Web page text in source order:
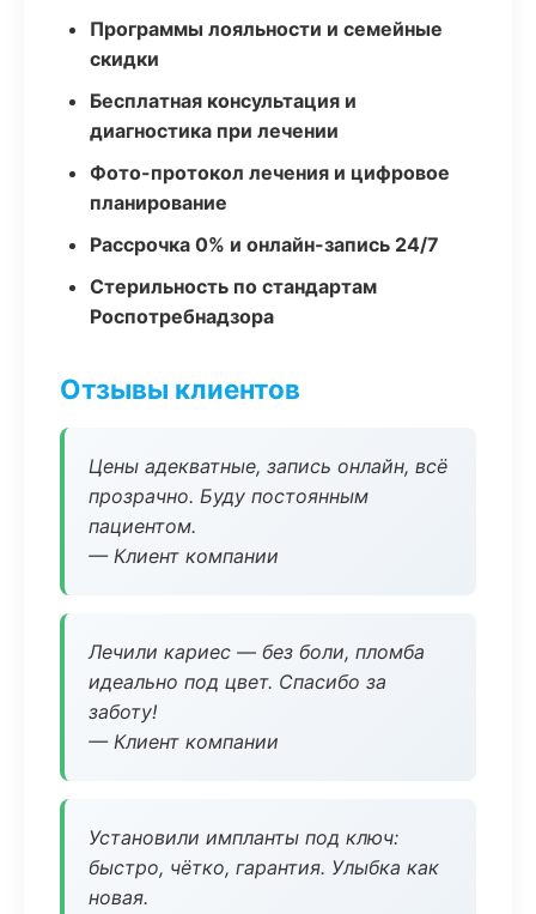
Программы лояльности и семейные
скидки
Бесплатная консультация и
диагностика при лечении
Фото-протокол лечения и цифровое
планирование
Рассрочка 0% и онлайн-запись 24/7
Стерильность по стандартам
Роспотребнадзора
Отзывы клиентов
Цены адекватные, запись онлайн, всё
прозрачно. Буду постоянным
пациентом.
— Клиент компании
Лечили кариес — без боли, пломба
идеально под цвет. Спасибо за
заботу!
— Клиент компании
Установили импланты под ключ:
быстро, чётко, гарантия. Улыбка как
новая.